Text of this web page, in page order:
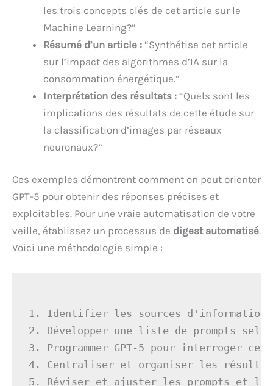
les trois concepts clés de cet article sur le
Machine Learning?”
Résumé d’un article : “Synthétise cet article
sur l’impact des algorithmes d’IA sur la
consommation énergétique.”
Interprétation des résultats : “Quels sont les
implications des résultats de cette étude sur
la classification d’images par réseaux
neuronaux?”
Ces exemples démontrent comment on peut orienter
GPT-5 pour obtenir des réponses précises et
exploitables. Pour une vraie automatisation de votre
veille, établissez un processus de digest automatisé.
Voici une méthodologie simple :
1. Identifier les sources d'information
2. Développer une liste de prompts
3. Programmer GPT-5 pour interroger
4. Centraliser et organiser les résultats